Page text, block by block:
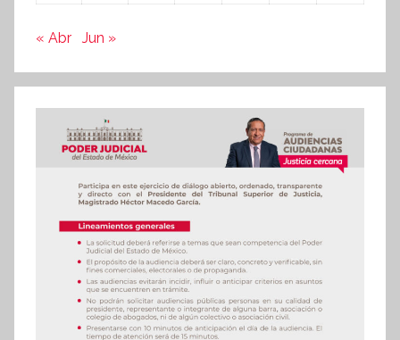
« Abr Jun »